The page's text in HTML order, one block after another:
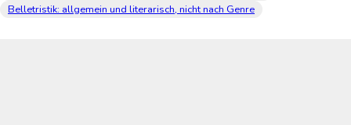
Belletristik: allgemein und literarisch, nicht nach Genre